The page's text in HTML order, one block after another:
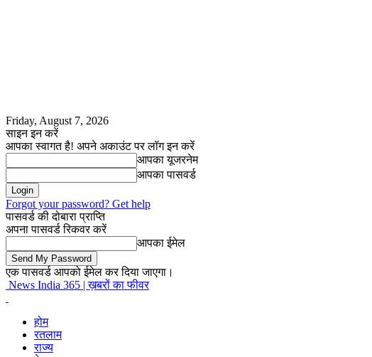
Friday, August 7, 2026
साइन इन करें
आपका स्वागत है! अपने अकाउंट पर लॉग इन करें
आपका यूजरनेम
आपका पासवर्ड
Forgot your password? Get help
पासवर्ड की दोबारा प्राप्ति
अपना पासवर्ड रिकवर करें
आपका ईमेल
एक पासवर्ड आपको ईमेल कर दिया जाएगा।
News India 365 | ख़बरों का फीवर
होम
रतलाम
राज्य